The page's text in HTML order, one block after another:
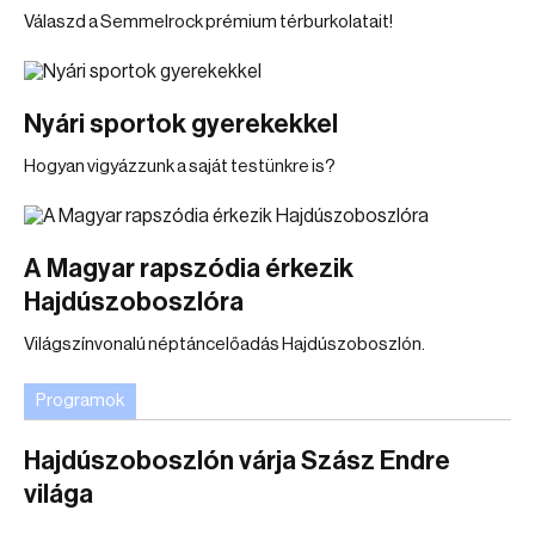
Válaszd a Semmelrock prémium térburkolatait!
Nyári sportok gyerekekkel
Hogyan vigyázzunk a saját testünkre is?
A Magyar rapszódia érkezik
Hajdúszoboszlóra
Világszínvonalú néptáncelőadás Hajdúszoboszlón.
Programok
Hajdúszoboszlón várja Szász Endre
világa